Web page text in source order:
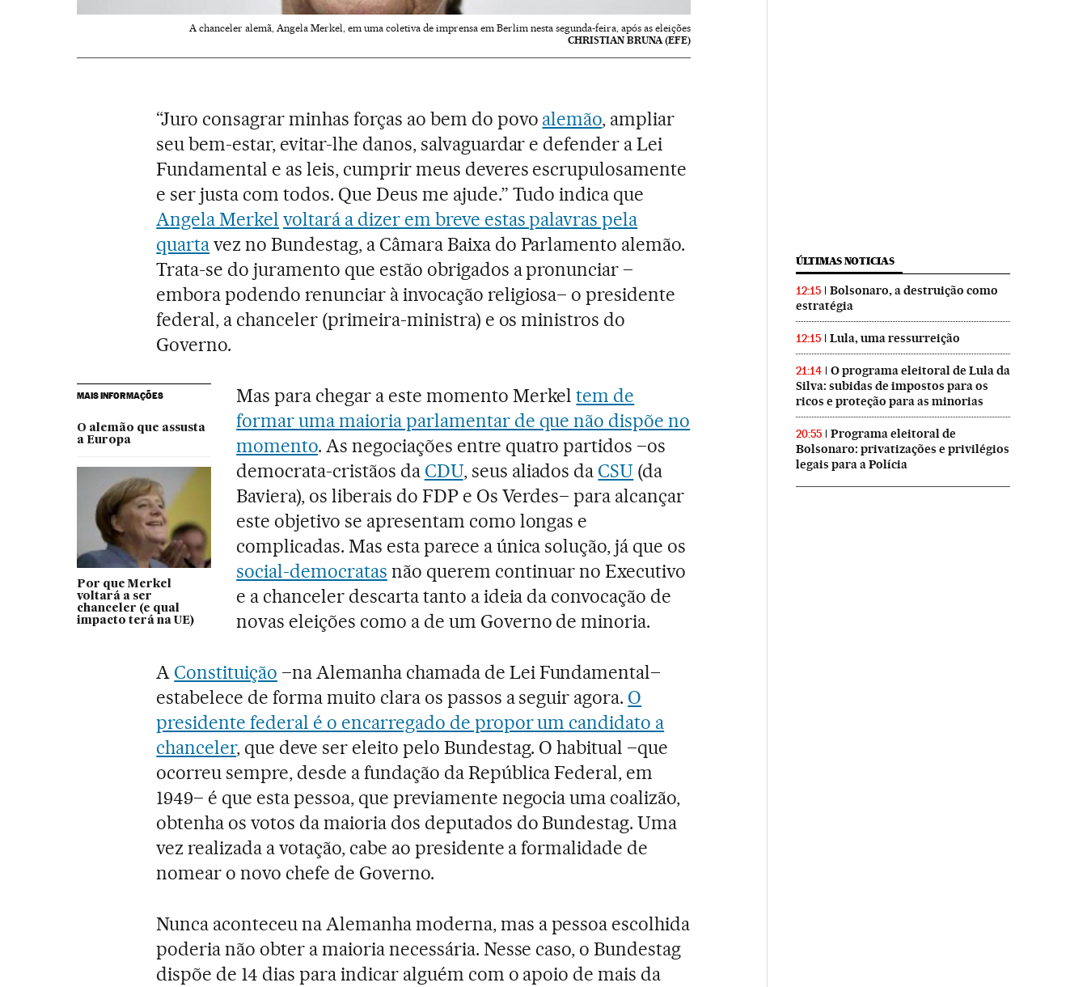
A chanceler alemã, Angela Merkel, em uma coletiva de imprensa em Berlim nesta segunda-feira, após as eleições
CHRISTIAN BRUNA (EFE)
“Juro consagrar minhas forças ao bem do povo alemão, ampliar
seu bem-estar, evitar-lhe danos, salvaguardar e defender a Lei
Fundamental e as leis, cumprir meus deveres escrupulosamente
e ser justa com todos. Que Deus me ajude.” Tudo indica que
Angela Merkel voltará a dizer em breve estas palavras pela
quartavez no Bundestag, a Câmara Baixa do Parlamento alemão.
Trata-se do juramento que estão obrigados a pronunciar –
embora podendo renunciar à invocação religiosa– o presidente
federal, a chanceler (primeira-ministra) e os ministros do
Governo.
MAIS INFORMAÇÕES
O alemão que assusta
a Europa
Por que Merkel
voltará a ser
chanceler (e qual
impacto terá na UE)
Mas para chegar a este momento Merkeltem de
formar uma maioria parlamentar de que não dispõe no
momento. As negociações entre quatro partidos –os
democrata-cristãos da CDU, seus aliados da CSU (da
Baviera), os liberais do FDP e Os Verdes– para alcançar
este objetivo se apresentam como longas e
complicadas. Mas esta parece a única solução, já que os
social-democratas não querem continuar no Executivo
e a chanceler descarta tanto a ideia da convocação de
novas eleições como a de um Governo de minoria.
A Constituição –na Alemanha chamada de Lei Fundamental–
estabelece de forma muito clara os passos a seguir agora. O
presidente federal é o encarregado de propor um candidato a
chanceler, que deve ser eleito pelo Bundestag. O habitual –que
ocorreu sempre, desde a fundação da República Federal, em
1949– é que esta pessoa, que previamente negocia uma coalizão,
obtenha os votos da maioria dos deputados do Bundestag. Uma
vez realizada a votação, cabe ao presidente a formalidade de
nomear o novo chefe de Governo.
Nunca aconteceu na Alemanha moderna, mas a pessoa escolhida
poderia não obter a maioria necessária. Nesse caso, o Bundestag
dispõe de 14 dias para indicar alguém com o apoio de mais da
ÚLTIMAS NOTICIAS
12:15
Bolsonaro, a destruição como
estratégia
12:15 Lula, uma ressurreição
21:14
O programa eleitoral de Lula da
Silva: subidas de impostos para os
ricos e proteção para as minorias
20:55
Programa eleitoral de
Bolsonaro: privatizações e privilégios
legais para a Polícia